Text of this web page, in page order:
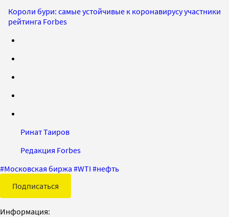
Короли бури: самые устойчивые к коронавирусу участники
рейтинга Forbes
Ринат Таиров
Редакция Forbes
#Московская биржа #WTI #нефть
Подписаться
Информация: